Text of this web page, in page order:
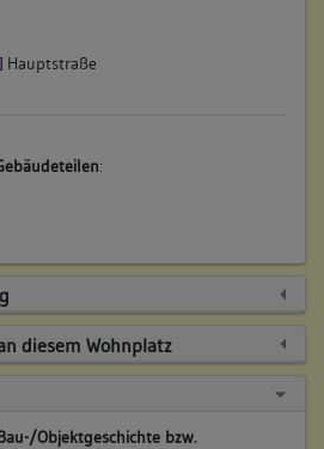
Hauptstraße
:
diesem Wohnplatz
Objektgeschichte bzw.